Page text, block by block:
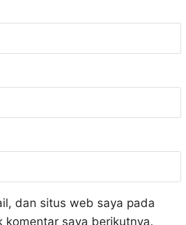
dan situs web saya pada
komentar saya berikutnya.